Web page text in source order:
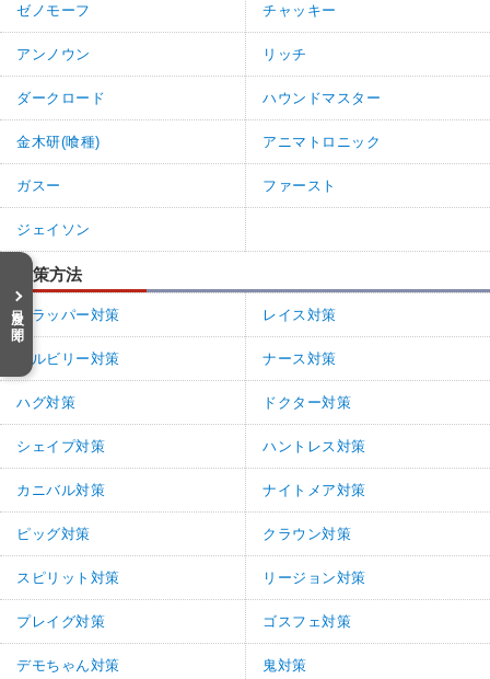
目次を開く
ゼノモーフ チャッキー
アンノウン リッチ
ダークロード ハウンドマスター
金木研(喰種) アニマトロニック
ガスー ファースト
ジェイソン
対策方法
トラッパー対策 レイス対策
ヒルビリー対策 ナース対策
ハグ対策 ドクター対策
シェイプ対策 ハントレス対策
カニバル対策 ナイトメア対策
ピッグ対策 クラウン対策
スピリット対策 リージョン対策
プレイグ対策 ゴスフェ対策
デモちゃん対策 鬼対策